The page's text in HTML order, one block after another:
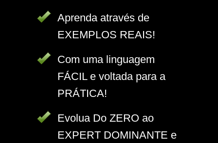
Aprenda através de
EXEMPLOS REAIS!
Com uma linguagem
FÁCIL e voltada para a
PRÁTICA!
Evolua Do ZERO ao
EXPERT DOMINANTE e